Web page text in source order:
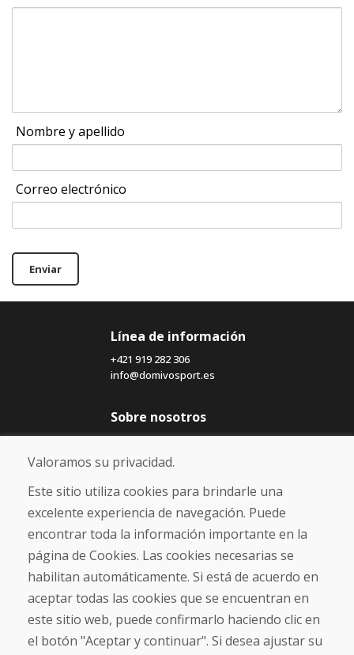
Nombre y apellido
Correo electrónico
Enviar
Línea de información
+421 919 282 306
info@domivosport.es
Sobre nosotros
Blog
Sobre nosotros
Comercio
Contacto
Compra
Tienda electrónica
Envío y pago
NORMAS DE RECLAMACIÓN
Devolución y cambio de mercancías
Política de privacidad
Cookies
Valoramos su privacidad.
Este sitio utiliza cookies para brindarle una
excelente experiencia de navegación. Puede
encontrar toda la información importante en la
página de Cookies. Las cookies necesarias se
habilitan automáticamente. Si está de acuerdo en
aceptar todas las cookies que se encuentran en
este sitio web, puede confirmarlo haciendo clic en
el botón "Aceptar y continuar". Si desea ajustar su